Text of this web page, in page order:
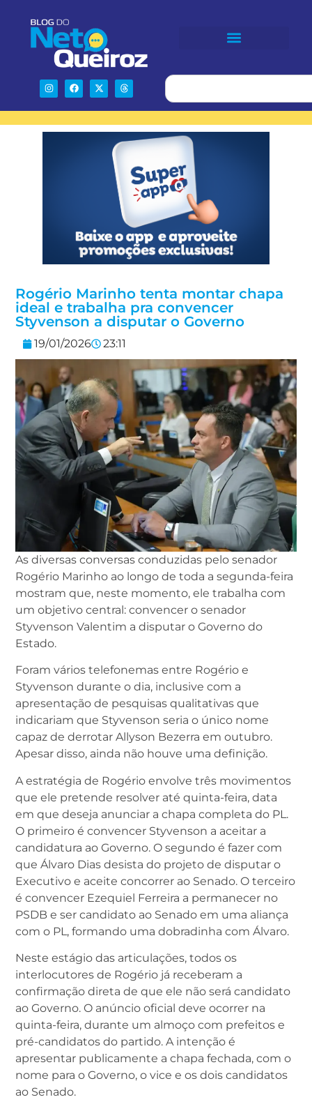
Rogério Marinho tenta montar chapa
ideal e trabalha pra convencer
Styvenson a disputar o Governo
19/01/2026 23:11
As diversas conversas conduzidas pelo senador
Rogério Marinho ao longo de toda a segunda-feira
mostram que, neste momento, ele trabalha com
um objetivo central: convencer o senador
Styvenson Valentim a disputar o Governo do
Estado.
Foram vários telefonemas entre Rogério e
Styvenson durante o dia, inclusive com a
apresentação de pesquisas qualitativas que
indicariam que Styvenson seria o único nome
capaz de derrotar Allyson Bezerra em outubro.
Apesar disso, ainda não houve uma definição.
A estratégia de Rogério envolve três movimentos
que ele pretende resolver até quinta-feira, data
em que deseja anunciar a chapa completa do PL.
O primeiro é convencer Styvenson a aceitar a
candidatura ao Governo. O segundo é fazer com
que Álvaro Dias desista do projeto de disputar o
Executivo e aceite concorrer ao Senado. O terceiro
é convencer Ezequiel Ferreira a permanecer no
PSDB e ser candidato ao Senado em uma aliança
com o PL, formando uma dobradinha com Álvaro.
Neste estágio das articulações, todos os
interlocutores de Rogério já receberam a
confirmação direta de que ele não será candidato
ao Governo. O anúncio oficial deve ocorrer na
quinta-feira, durante um almoço com prefeitos e
pré-candidatos do partido. A intenção é
apresentar publicamente a chapa fechada, com o
nome para o Governo, o vice e os dois candidatos
ao Senado.